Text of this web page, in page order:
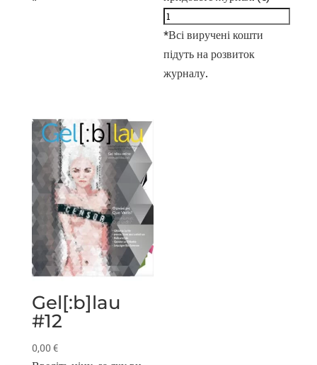
*Всі виручені кошти
підуть на розвиток
журналу.
Gel[:b]lau
#12
0,00€